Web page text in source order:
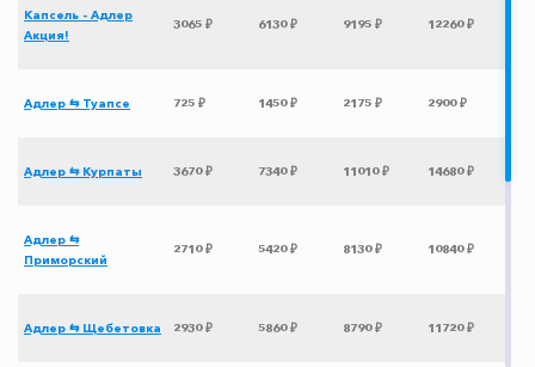
Капсель - Адлер
Акция!
3065 ₽ 6130 ₽ 9195 ₽ 12260 ₽
Адлер ⇆ Туапсе 725 ₽ 1450 ₽ 2175 ₽ 2900 ₽
Адлер ⇆ Курпаты 3670 ₽ 7340 ₽ 11010 ₽ 14680 ₽
Адлер ⇆
Приморский
2710 ₽ 5420 ₽ 8130 ₽ 10840 ₽
Адлер ⇆ Щебетовка 2930 ₽ 5860 ₽ 8790 ₽ 11720 ₽